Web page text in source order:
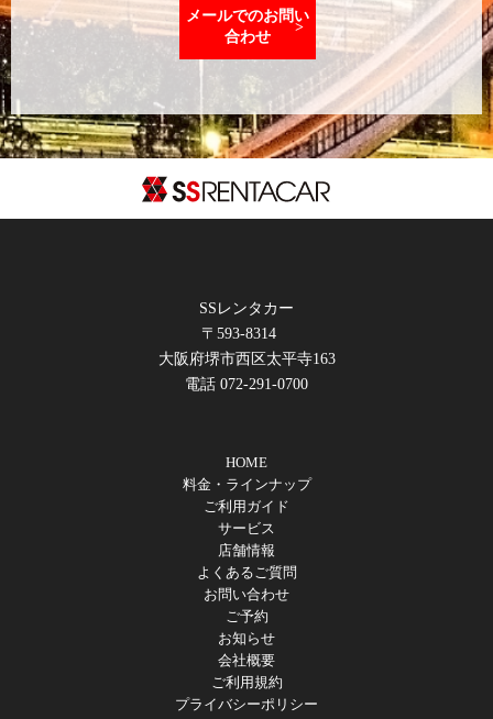
メールでのお問い
合わせ
SSレンタカー
〒593-8314
大阪府堺市西区太平寺163
電話 072-291-0700
HOME
料金・ラインナップ
ご利用ガイド
サービス
店舗情報
よくあるご質問
お問い合わせ
ご予約
お知らせ
会社概要
ご利用規約
プライバシーポリシー